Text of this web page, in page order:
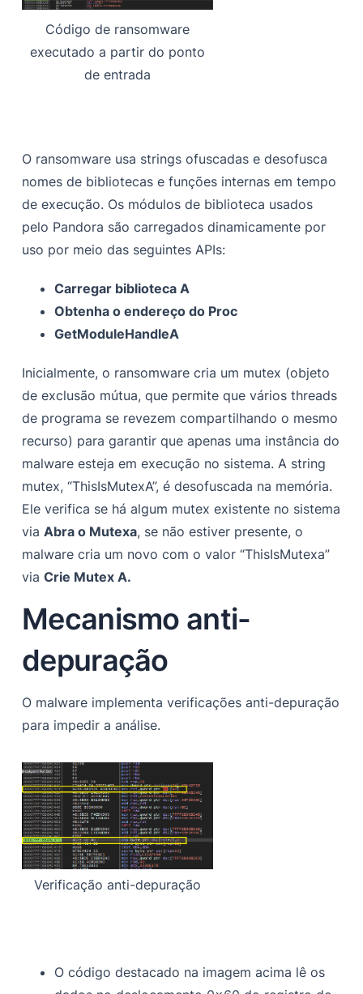
Código de ransomware
executado a partir do ponto
de entrada
O ransomware usa strings ofuscadas e desofusca
nomes de bibliotecas e funções internas em tempo
de execução. Os módulos de biblioteca usados
pelo Pandora são carregados dinamicamente por
uso por meio das seguintes APIs:
Carregar biblioteca A
Obtenha o endereço do Proc
GetModuleHandleA
Inicialmente, o ransomware cria um mutex (objeto
de exclusão mútua, que permite que vários threads
de programa se revezem compartilhando o mesmo
recurso) para garantir que apenas uma instância do
malware esteja em execução no sistema. A string
mutex, “ThisIsMutexA”, é desofuscada na memória.
Ele verifica se há algum mutex existente no sistema
viaAbra o Mutexa, se não estiver presente, o
malware cria um novo com o valor “ThisIsMutexa”
viaCrie Mutex A.
Mecanismo anti-
depuração
O malware implementa verificações anti-depuração
para impedir a análise.
Verificação anti-depuração
O código destacado na imagem acima lê os